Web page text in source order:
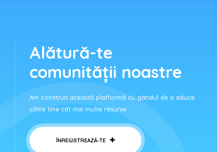
Alătură-te
comunității noastre
Am construit această platformă cu gândul de a aduce
către tine cât mai multe resurse
ÎNREGISTREAZĂ-TE